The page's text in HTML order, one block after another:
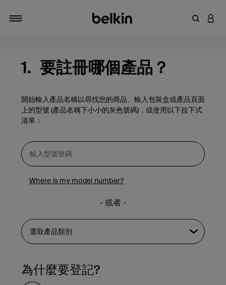
輸入關鍵
登入
1. 要註冊哪個產品？
開始輸入產品名稱以尋找您的商品、輸入包裝盒或產品頁面
上的型號 (產品名稱下小小的灰色號碼)，或使用以下拉下式
清單：
Where is my model number?
- 或者 -
為什麼要登記?